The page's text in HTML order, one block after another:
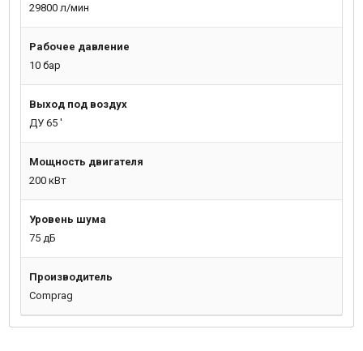
29800 л/мин
Рабочее давление
10 бар
Выход под воздух
ДУ 65 '
Мощность двигателя
200 кВт
Уровень шума
75 дБ
Производитель
Comprag